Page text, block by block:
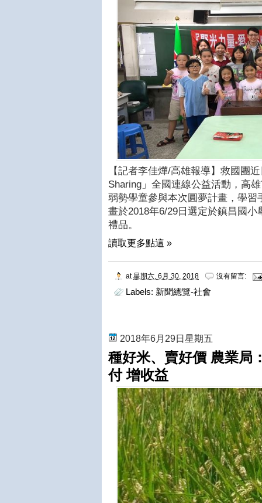
【記者李佳燁/高雄報導】救國團
Sharing 」全國連線公益活動，高
弱勢學童參與本次圓夢計畫，學
畫於2018年6/29日 選定於鎮昌國小
禮品。
讀取更多點這 »
at星期六, 6月 30, 2018 沒有留言:
Labels: 新聞總覽-社會
2018年6月29日星期五
種好米、賣好價 農業局
付 增收益